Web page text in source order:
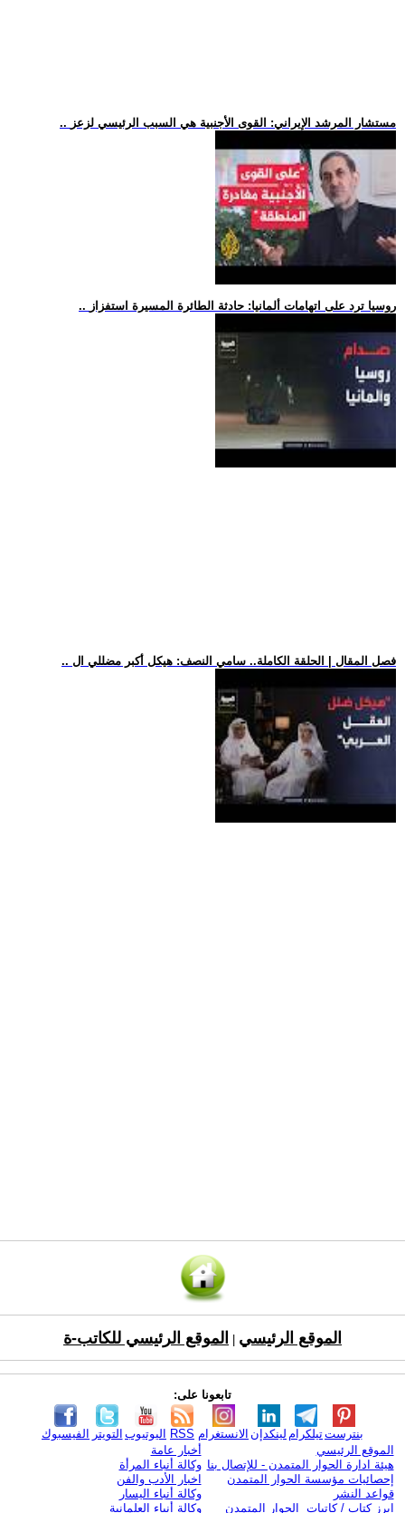
.. مستشار المرشد الإيراني: القوى الأجنبية هي السبب الرئيسي لزعز
.. روسيا ترد على اتهامات ألمانيا: حادثة الطائرة المسيرة استفزاز
.. فصل المقال | الحلقة الكاملة.. سامي النصف: هيكل أكبر مضللي ال
الموقع الرئيسي الموقع الرئيسي للكاتب-ة
تابعونا على:
الفيسبوك التويتر اليوتيوب RSS الانستغرام لينكدإن تيلكرامبنترست
الموقع الرئيسي
هيئة ادارة الحوار المتمدن - للإتصال بنا
إحصائيات مؤسسة الحوار المتمدن
قواعد النشر
ابرز كتاب / كاتبات الحوار المتمدن
أخبار عامة
وكالة أنباء المرأة
اخبار الأدب والفن
وكالة أنباء اليسار
وكالة أنباء العلمانية